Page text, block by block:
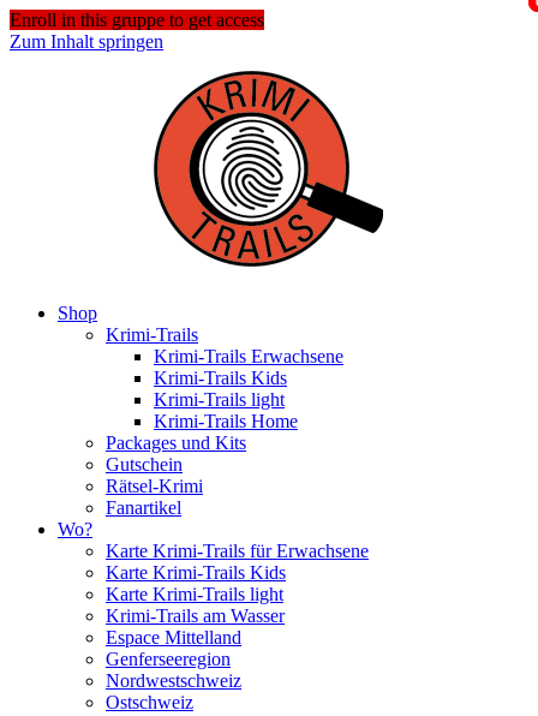
Enroll in this gruppe to get access
Zum Inhalt springen
Shop
Krimi-Trails
Krimi-Trails Erwachsene
Krimi-Trails Kids
Krimi-Trails light
Krimi-Trails Home
Packages und Kits
Gutschein
Rätsel-Krimi
Fanartikel
Wo?
Karte Krimi-Trails für Erwachsene
Karte Krimi-Trails Kids
Karte Krimi-Trails light
Krimi-Trails am Wasser
Espace Mittelland
Genferseeregion
Nordwestschweiz
Ostschweiz